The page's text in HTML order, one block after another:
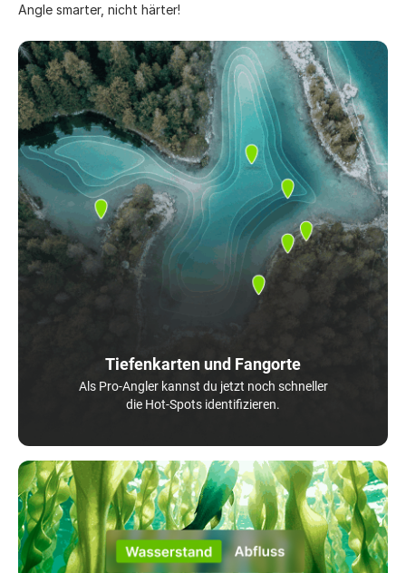
Angle smarter, nicht härter!
Tiefenkarten und Fangorte
Als Pro-Angler kannst du jetzt noch schneller
die Hot-Spots identifizieren.